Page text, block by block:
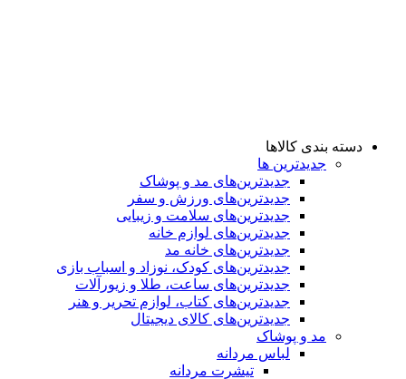
دسته بندی کالاها
جدیدترین ها
جدید‌ترین‌های مد و پوشاک
جدید‌ترین‌های ورزش و سفر
جدید‌ترین‌های سلامت و زیبایی
جدید‌ترین‌های لوازم خانه
جدیدترین‌های خانه مد
جدید‌ترین‌های کودک، نوزاد و اسباب بازی
جدید‌ترین‌های ساعت، طلا و زیورآلات
جدید‌ترین‌های کتاب، لوازم تحریر و هنر
جدید‌ترین‌های کالای دیجیتال
مد و پوشاک
لباس مردانه
تیشرت مردانه